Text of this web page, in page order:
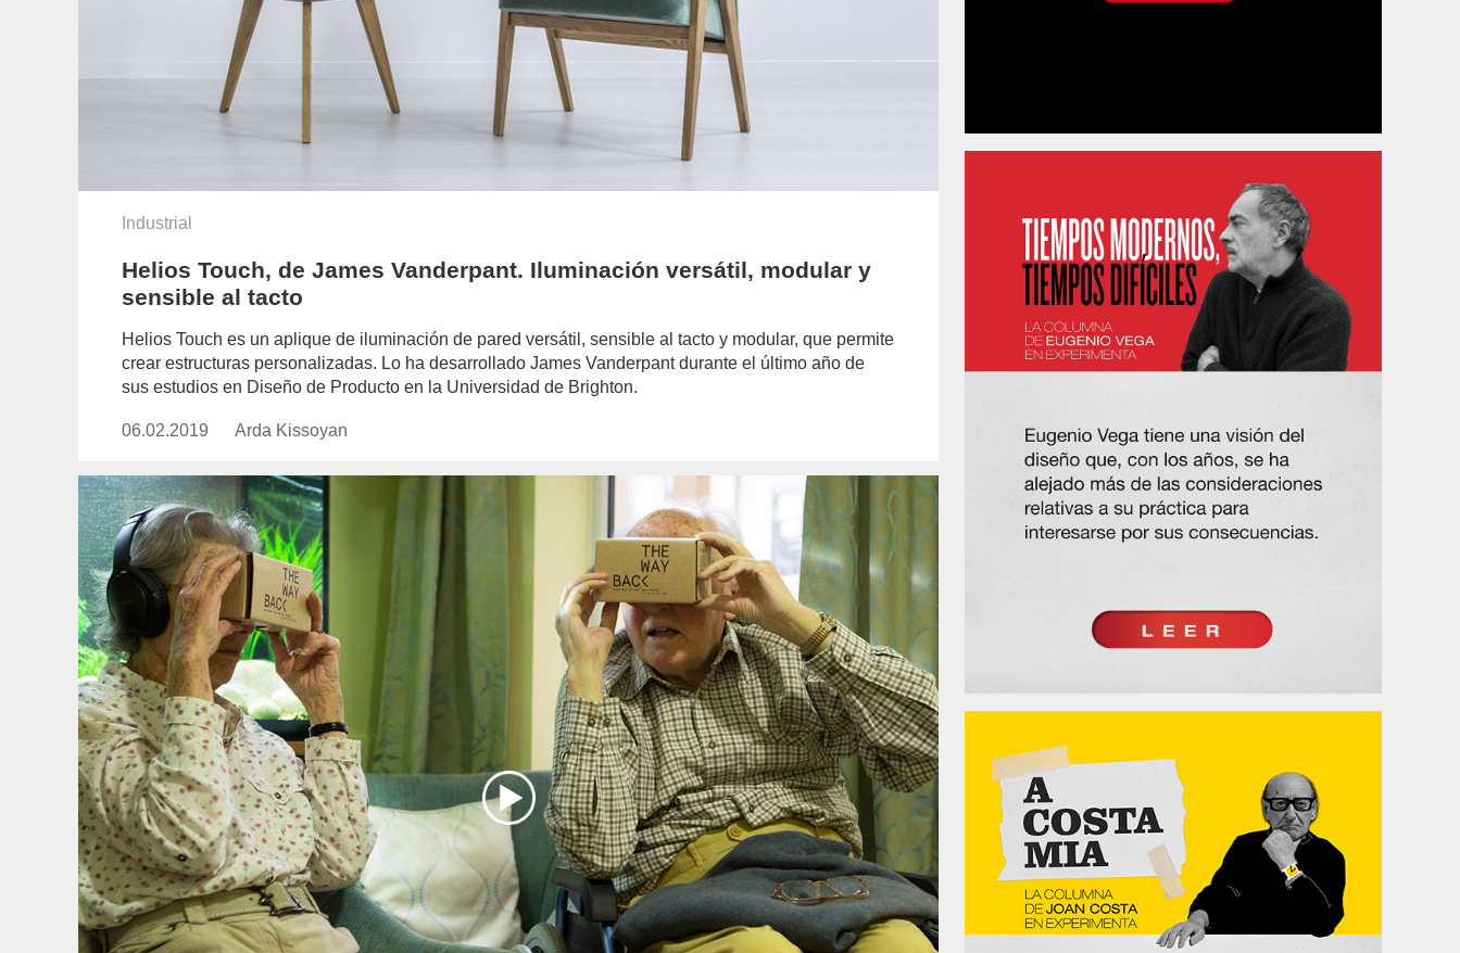
Industrial
Helios Touch, de James Vanderpant. Iluminación versátil, modular y
sensible al tacto
Helios Touch es un aplique de iluminación de pared versátil, sensible al tacto y modular, que permite
crear estructuras personalizadas. Lo ha desarrollado James Vanderpant durante el último año de
sus estudios en Diseño de Producto en la Universidad de Brighton.
Publicado
06.02.2019
https://www.experimenta.es/author/arda-
Arda Kissoyan